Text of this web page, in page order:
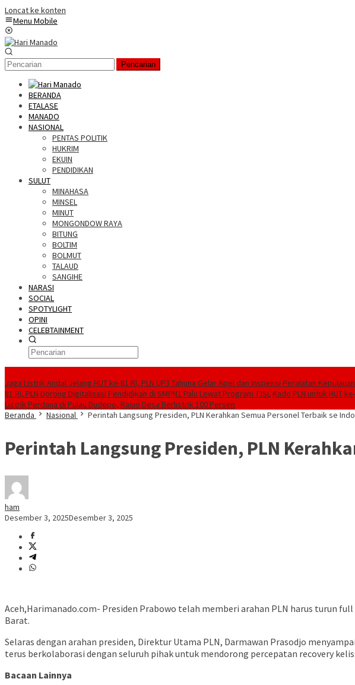
Loncat ke konten
Menu Mobile
Pencarian
BERANDA
ETALASE
MANADO
NASIONAL
PENTAS POLITIK
HUKRIM
EKUIN
PENDIDIKAN
SULUT
MINAHASA
MINSEL
MINUT
MONGONDOW RAYA
BITUNG
BOLTIM
BOLMUT
TALAUD
SANGIHE
NARASI
SOCIAL
SPOTYLIGHT
OPINI
CELEBTAINMENT
Jaga Listrik Andal Jelang HUT ke-81 RI, PLN UP3 Tahuna Gelar Apel dan Inspeksi Peralatan
81 RI, PLN Dorong Digitalisasi Pendidikan di SMPN1 Palu Lewat Program TJSLKado PLN untuk HUT
Listrik Perdana di Pulau Dudepo, Rasio Desa Berlistrik 100 Persen
Beranda
Nasional Perintah Langsung Presiden, PLN Kerahkan Semua Personel Terbaik se
Perintah Langsung Presiden, PLN
ham
Desember 3, 2025Desember 3, 2025
Aceh,Harimanado.com- Presiden Prabowo telah memberi arahan PLN harus turun
Barat.
Selaras dengan arahan presiden, Direktur Utama PLN, Darmawan Prasodjo
terus berkolaborasi dengan seluruh pihak untuk mendorong percepatan recovery
Bacaan Lainnya